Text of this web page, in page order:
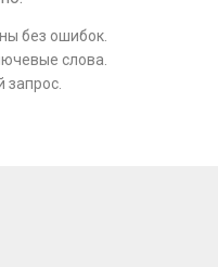
без ошибок.
слова.
запрос.